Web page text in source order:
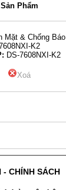
Sản Phẩm
Mặt & Chống
K2
DS-7608NXI-K2
Xoá
- CHÍNH SÁCH